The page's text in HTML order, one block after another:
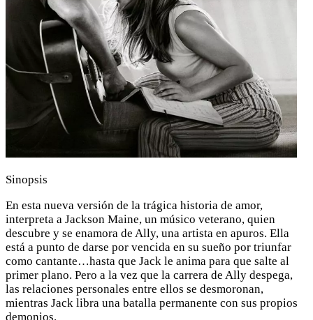
Sinopsis
En esta nueva versión de la trágica historia de amor,
interpreta a Jackson Maine, un músico veterano, quien
descubre y se enamora de Ally, una artista en apuros. Ella
está a punto de darse por vencida en su sueño por triunfar
como cantante…hasta que Jack le anima para que salte al
primer plano. Pero a la vez que la carrera de Ally despega,
las relaciones personales entre ellos se desmoronan,
mientras Jack libra una batalla permanente con sus propios
demonios.